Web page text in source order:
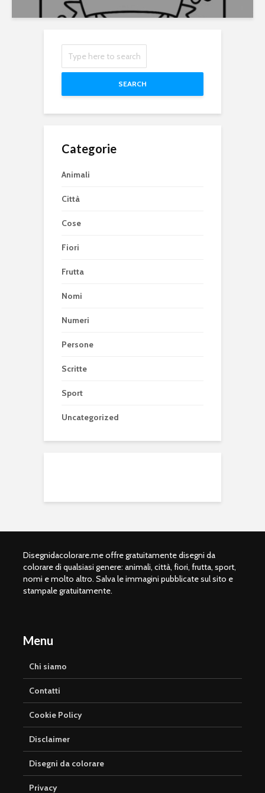
SEARCH
Categorie
Animali
Città
Cose
Fiori
Frutta
Nomi
Numeri
Persone
Scritte
Sport
Uncategorized
Disegnidacolorare.me offre gratuitamente disegni da
colorare di qualsiasi genere: animali, città, fiori, frutta, sport,
nomi e molto altro. Salva le immagini pubblicate sul sito e
stampale gratuitamente.
Menu
Chi siamo
Contatti
Cookie Policy
Disclaimer
Disegni da colorare
Privacy